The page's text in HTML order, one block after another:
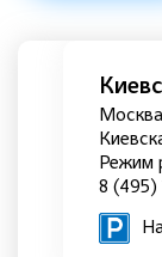
Режим
8 (495)